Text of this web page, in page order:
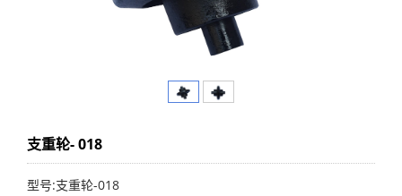
支重轮- 018
型号:支重轮-018